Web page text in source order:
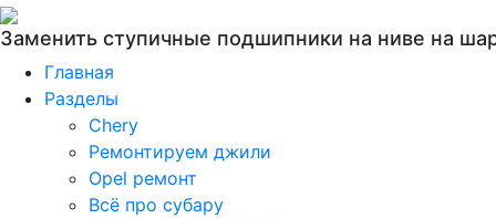
Заменить ступичные подшипники на ниве на
Главная
Разделы
Chery
Ремонтируем джили
Opel ремонт
Всё про субару